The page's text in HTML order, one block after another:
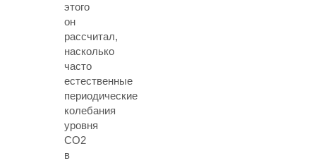
этого
он
рассчитал,
насколько
часто
естественные
периодические
колебания
уровня
СО2
в